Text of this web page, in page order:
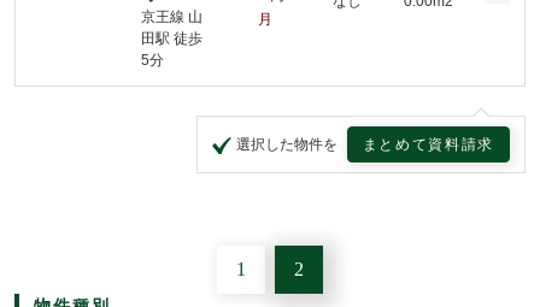
京王線 山
田駅 徒歩
5分
月
選択した物件を まとめて資料請求
1 2